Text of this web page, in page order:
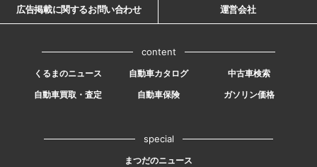
広告掲載に関するお問い合わせ 運営会社
content
くるまのニュース 自動車カタログ
中古車検索
自動車買取・査定
自動車保険 ガソリン価格
special
まつだのニュース